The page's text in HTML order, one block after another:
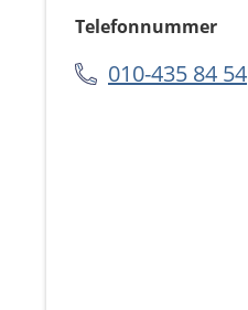
Telefonnummer
010-435 84 54